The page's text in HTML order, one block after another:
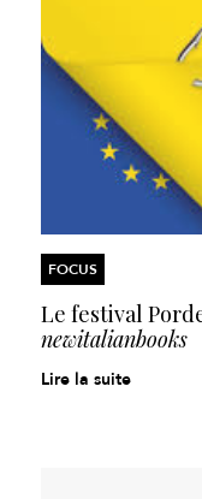
FOCUS
Le festival
newitalianbooks
Lire la suite